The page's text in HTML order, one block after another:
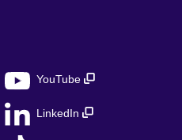
YouTube
LinkedIn